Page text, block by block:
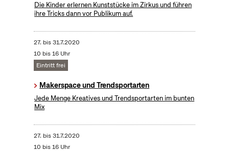
Die Kinder erlernen Kunststücke im Zirkus und führen
ihre Tricks dann vor Publikum auf.
27. bis31.7.2020
10 bis 16 Uhr
Eintritt frei
Makerspace und Trendsportarten
Jede Menge Kreatives und Trendsportarten im bunten
Mix
27. bis31.7.2020
10 bis 16 Uhr